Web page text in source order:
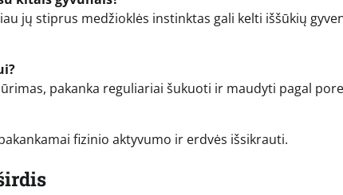
jų stiprus medžioklės instinktas gali kelti iššūkių
pakanka reguliariai šukuoti ir maudyti pagal
fizinio aktyvumo ir erdvės išsikrauti.